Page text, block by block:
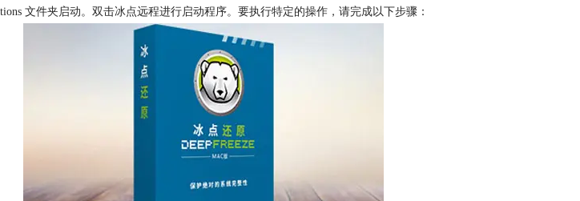
文件夹启动。双击冰点远程进行启动程序。要执行特定的操作，请完成以下步骤：